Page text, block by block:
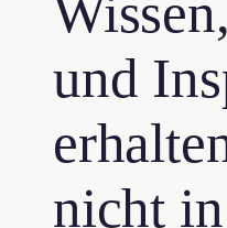
und
nicht